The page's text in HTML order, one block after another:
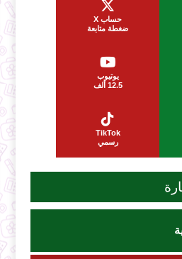
حساب X
ضغطة متابعة
يوتيوب
12.5 ألف
TikTok
رسمي